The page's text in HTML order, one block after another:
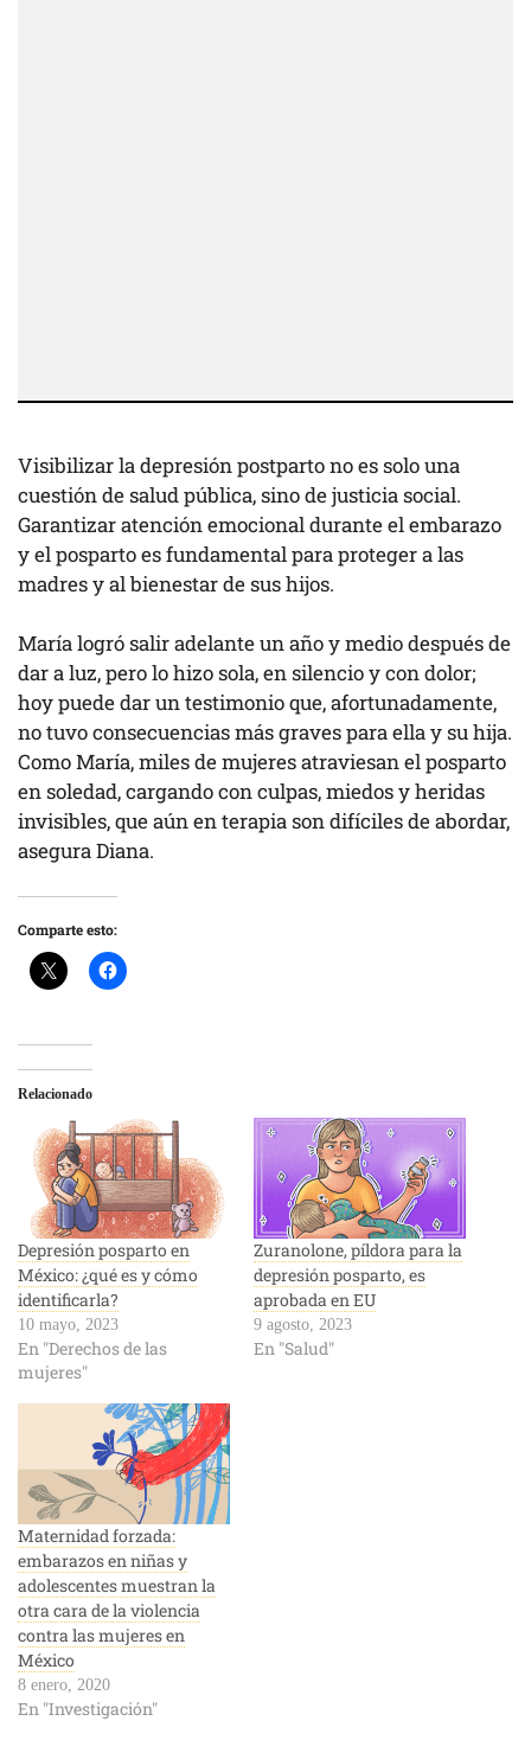
Visibilizar la depresión postparto no es solo una
cuestión de salud pública, sino de justicia social.
Garantizar atención emocional durante el embarazo
y el posparto es fundamental para proteger a las
madres y al bienestar de sus hijos.
María logró salir adelante un año y medio después de
dar a luz, pero lo hizo sola, en silencio y con dolor;
hoy puede dar un testimonio que, afortunadamente,
no tuvo consecuencias más graves para ella y su hija.
Como María, miles de mujeres atraviesan el posparto
en soledad, cargando con culpas, miedos y heridas
invisibles, que aún en terapia son difíciles de abordar,
asegura Diana.
Comparte esto:
Relacionado
Depresión posparto en
México: ¿qué es y cómo
identificarla?
10 mayo, 2023
En "Derechos de las
mujeres"
Zuranolone, píldora para la
depresión posparto, es
aprobada en EU
9 agosto, 2023
En "Salud"
Maternidad forzada:
embarazos en niñas y
adolescentes muestran la
otra cara de la violencia
contra las mujeres en
México
8 enero, 2020
En "Investigación"